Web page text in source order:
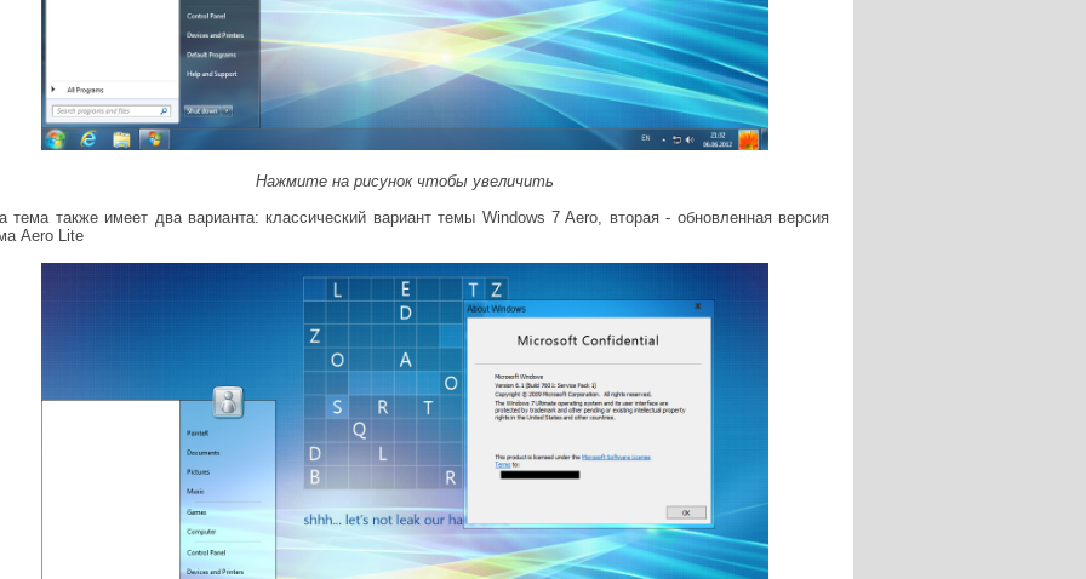
Нажмите на рисунок чтобы увеличить
тема также имеет два варианта: классический вариант темы Windows 7 Aero, вторая - обновленная версия
Aero Lite